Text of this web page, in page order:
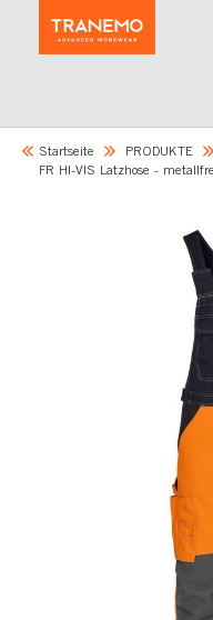
Startseite PRODUKTE
FR HI-VIS Latzhose -